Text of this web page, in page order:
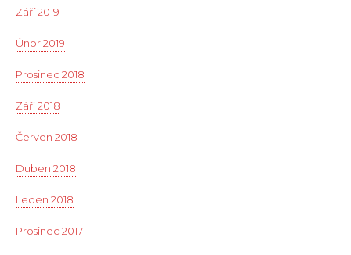
Září 2019
Únor 2019
Prosinec 2018
Září 2018
Červen 2018
Duben 2018
Leden 2018
Prosinec 2017